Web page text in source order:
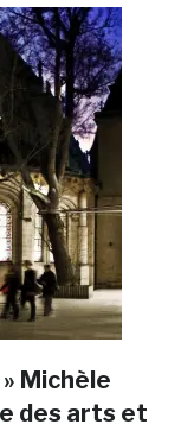
Michèle
des arts et